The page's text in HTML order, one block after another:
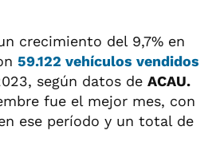
crecimiento del 9,7% en
59.122 vehículos vendidos
según datos de ACAU.
fue el mejor mes, con
ese período y un total de